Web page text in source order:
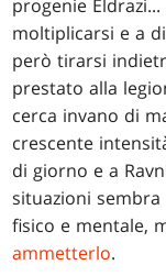
progenie
moltiplicarsi e a
però tirarsi
prestato alla
cerca invano di
crescente
di giorno e a
situazioni
fisico e mentale,
ammetterlo.